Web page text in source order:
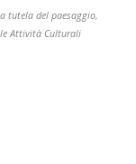
tutela del paesaggio,
Attività Culturali